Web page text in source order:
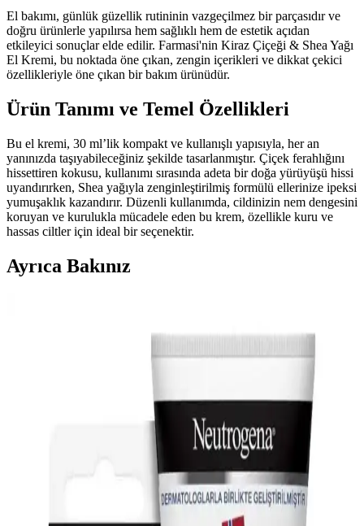
El bakımı, günlük güzellik rutininin vazgeçilmez bir parçasıdır ve
doğru ürünlerle yapılırsa hem sağlıklı hem de estetik açıdan
etkileyici sonuçlar elde edilir. Farmasi'nin Kiraz Çiçeği & Shea Yağı
El Kremi, bu noktada öne çıkan, zengin içerikleri ve dikkat çekici
özellikleriyle öne çıkan bir bakım ürünüdür.
Ürün Tanımı ve Temel Özellikleri
Bu el kremi, 30 ml’lik kompakt ve kullanışlı yapısıyla, her an
yanınızda taşıyabileceğiniz şekilde tasarlanmıştır. Çiçek ferahlığını
hissettiren kokusu, kullanımı sırasında adeta bir doğa yürüyüşü hissi
uyandırırken, Shea yağıyla zenginleştirilmiş formülü ellerinize ipeksi
yumuşaklık kazandırır. Düzenli kullanımda, cildinizin nem dengesini
koruyan ve kurulukla mücadele eden bu krem, özellikle kuru ve
hassas ciltler için ideal bir seçenektir.
Ayrıca Bakınız
Koruma Yöntemleri ve Dikkat Edilmesi Gerekenler
Alkollü kolonya kullanırken cilt sağlığını korumak için nemlendirici
ve doğal ürünler kullanın, tahrişi önleyin ve doğru uygulama
Güçlendiren ve Nemlendiren El Kremi: Cilt Sağlığını
Koruyan Günlük Bakım Ürünü
El kremleri cilt bariyerini güçlendirir, nem tutar ve kuru, çatlamış
elleri korur. Doğal içeriklerle zenginleştirilmiş ürünler, düzenli
kullanımda el sağlığını destekler ve yaşlanma belirtilerini geciktirir.